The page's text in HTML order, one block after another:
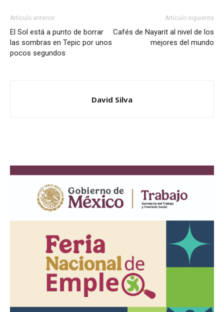
Artículo anterior
El Sol está a punto de borrar
las sombras en Tepic por unos
pocos segundos
Artículo siguiente
Cafés de Nayarit al nivel de los
mejores del mundo
David Silva